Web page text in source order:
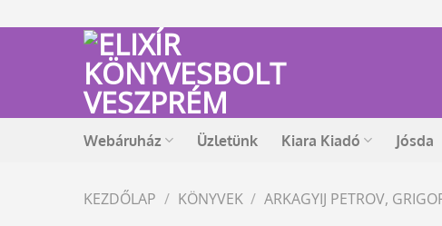
to
Webáruház Üzletünk Kiara Kiadó Jósda
KEZDŐLAP / KÖNYVEK / ARKAGYIJ PETROV,